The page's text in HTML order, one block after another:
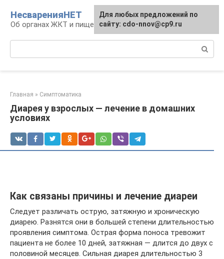
контенту
НесваренияНЕТ
Об органах ЖКТ и пищеварении
Главная » Симптоматика
Диарея у взрослых — лечение в домашних
условиях
Как связаны причины и лечение диареи
Следует различать острую, затяжную и хроническую
диарею. Разнятся они в большей степени длительностью
проявления симптома. Острая форма поноса тревожит
пациента не более 10 дней, затяжная — длится до двух с
половиной месяцев. Сильная диарея длительностью 3
Для любых предложений по
сайту: cdo-nnov@cp9.ru